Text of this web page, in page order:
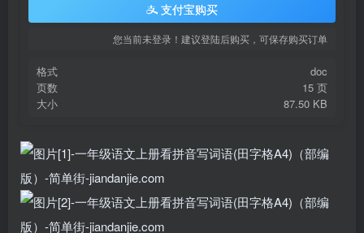
支付宝购买
您当前未登录！建议登陆后购买，可保存购买订单
格式
doc
页数
15 页
大小
87.50 KB